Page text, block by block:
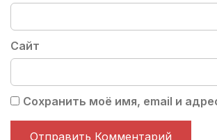
Сайт
Сохранить моё имя, email и